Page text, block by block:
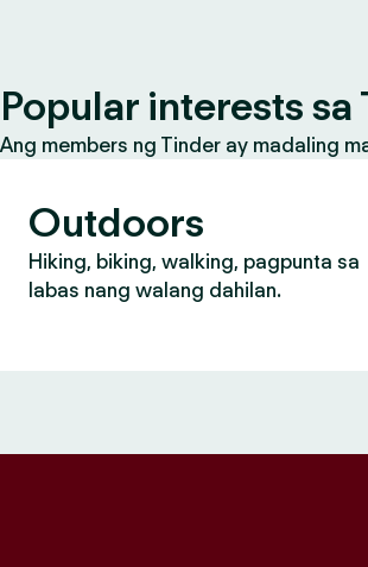
Popular interests sa
Ang members ng Tinder ay madaling
Outdoors
Hiking, biking, walking, pagpunta sa
labas nang walang dahilan.